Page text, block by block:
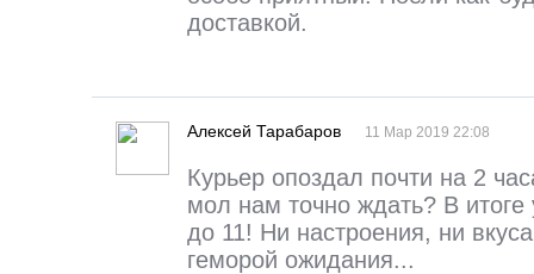
доставкой.
Алексей Тарабаров 11 Мар 2019 22:08
Курьер опоздал почти на 2
мол нам точно ждать? В итоге
до 11! Ни настроения, ни
геморой ожидания...